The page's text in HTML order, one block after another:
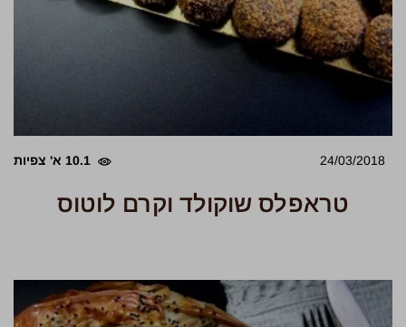
24/03/2018 10.1 א' צפיות
טראפלס שוקולד וקרם לוטוס